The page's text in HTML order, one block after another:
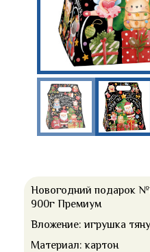
Новогодний подарок
900г Премиум
Вложение: игрушка
Материал: картон